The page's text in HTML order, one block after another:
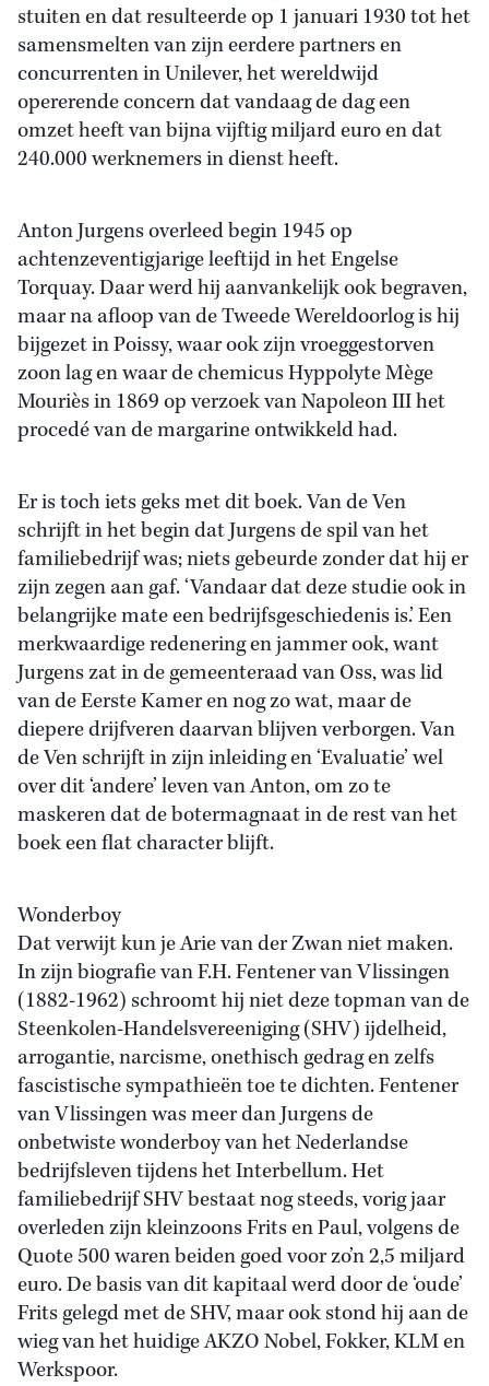
stuiten en dat resulteerde op 1 januari 1930 tot het
samensmelten van zijn eerdere partners en
concurrenten in Unilever, het wereldwijd
opererende concern dat vandaag de dag een
omzet heeft van bijna vijftig miljard euro en dat
240.000 werknemers in dienst heeft.
Anton Jurgens overleed begin 1945 op
achtenzeventigjarige leeftijd in het Engelse
Torquay. Daar werd hij aanvankelijk ook begraven,
maar na afloop van de Tweede Wereldoorlog is hij
bijgezet in Poissy, waar ook zijn vroeggestorven
zoon lag en waar de chemicus Hyppolyte Mège
Mouriès in 1869 op verzoek van Napoleon III het
procedé van de margarine ontwikkeld had.
Er is toch iets geks met dit boek. Van de Ven
schrijft in het begin dat Jurgens de spil van het
familiebedrijf was; niets gebeurde zonder dat hij er
zijn zegen aan gaf. ‘Vandaar dat deze studie ook in
belangrijke mate een bedrijfsgeschiedenis is.’ Een
merkwaardige redenering en jammer ook, want
Jurgens zat in de gemeenteraad van Oss, was lid
van de Eerste Kamer en nog zo wat, maar de
diepere drijfveren daarvan blijven verborgen. Van
de Ven schrijft in zijn inleiding en ‘Evaluatie’ wel
over dit ‘andere’ leven van Anton, om zo te
maskeren dat de botermagnaat in de rest van het
boek een flat character blijft.
Wonderboy
Dat verwijt kun je Arie van der Zwan niet maken.
In zijn biografie van F.H. Fentener van Vlissingen
(1882-1962) schroomt hij niet deze topman van de
Steenkolen-Handelsvereeniging (SHV) ijdelheid,
arrogantie, narcisme, onethisch gedrag en zelfs
fascistische sympathieën toe te dichten. Fentener
van Vlissingen was meer dan Jurgens de
onbetwiste wonderboy van het Nederlandse
bedrijfsleven tijdens het Interbellum. Het
familiebedrijf SHV bestaat nog steeds, vorig jaar
overleden zijn kleinzoons Frits en Paul, volgens de
Quote 500 waren beiden goed voor zo’n 2,5 miljard
euro. De basis van dit kapitaal werd door de ‘oude’
Frits gelegd met de SHV, maar ook stond hij aan de
wieg van het huidige AKZO Nobel, Fokker, KLM en
Werkspoor.